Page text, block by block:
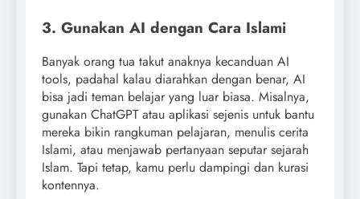
3. Gunakan AI dengan Cara Islami
Banyak orang tua takut anaknya kecanduan AI
tools, padahal kalau diarahkan dengan benar, AI
bisa jadi teman belajar yang luar biasa. Misalnya,
gunakan ChatGPT atau aplikasi sejenis untuk bantu
mereka bikin rangkuman pelajaran, menulis cerita
Islami, atau menjawab pertanyaan seputar sejarah
Islam. Tapi tetap, kamu perlu dampingi dan kurasi
kontennya.